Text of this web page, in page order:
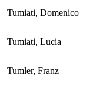
Tumiati, Domenico
Tumiati, Lucia
Tumler, Franz